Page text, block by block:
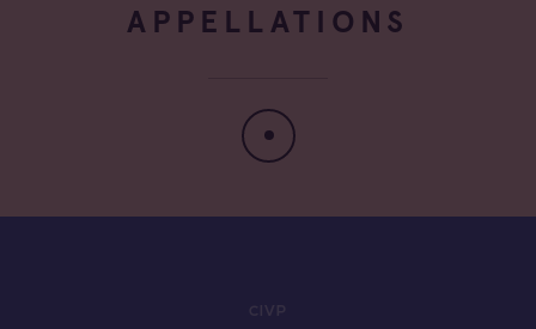
APPELLATIONS